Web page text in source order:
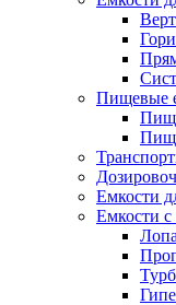
Пищевые
Емкости
Емкости